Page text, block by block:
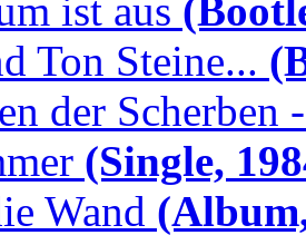
ist aus
Ton Steine...
der Scherben
(Single,
Wand